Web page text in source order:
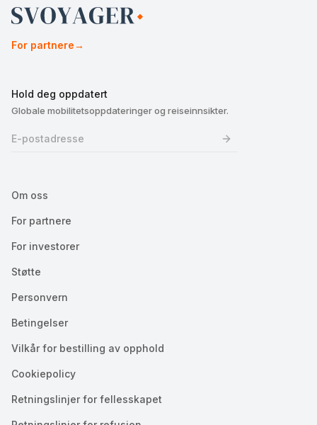
For partnere→
Hold deg oppdatert
Globale mobilitetsoppdateringer og reiseinnsikter.
Om oss
For partnere
For investorer
Støtte
Personvern
Betingelser
Vilkår for bestilling av opphold
Cookiepolicy
Retningslinjer for fellesskapet